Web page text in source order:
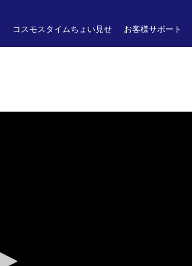
コスモスタイムちょい見せ お客様サポート